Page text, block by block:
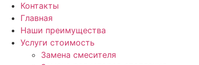
Контакты
Главная
Наши преимущества
Услуги стоимость
Замена смесителя